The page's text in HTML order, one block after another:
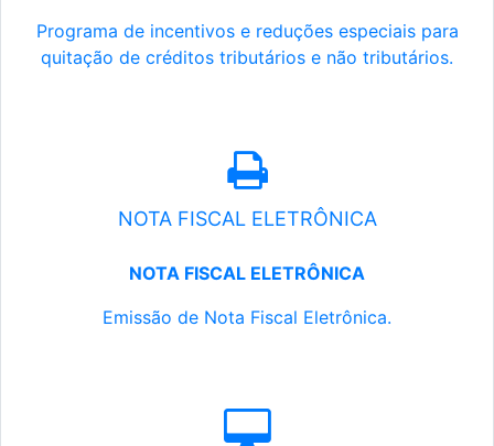
Programa de incentivos e reduções especiais para
quitação de créditos tributários e não tributários.
NOTA FISCAL ELETRÔNICA
NOTA FISCAL ELETRÔNICA
Emissão de Nota Fiscal Eletrônica.